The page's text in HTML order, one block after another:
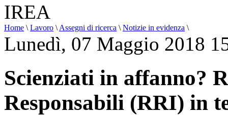
Home \ Lavoro \ Assegni di ricerca \ Notizie in evidenza \
Lunedì, 07 Maggio 2018
Scienziati in affanno?
Responsabili (RRI) in